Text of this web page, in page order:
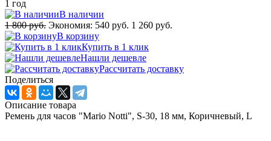
1 год
В наличии
1 800 руб. Экономия: 540 руб. 1 260 руб.
В корзину
Купить в 1 клик
Нашли дешевле
Рассчитать доставку
Поделиться
Описание товара
Ремень для часов "Mario Notti", S-30, 18 мм, Коричневый, L